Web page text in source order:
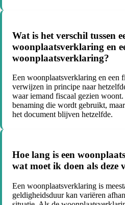
Wat is het verschil tussen
woonplaatsverklaring en
woonplaatsverklaring?
Een woonplaatsverklaring en een
verwijzen in principe naar
waar iemand fiscaal gezien
benaming die wordt gebruikt,
het document blijven hetzelfde.
Hoe lang is een
wat moet ik doen als deze
Een woonplaatsverklaring is
geldigheidsduur kan variëren